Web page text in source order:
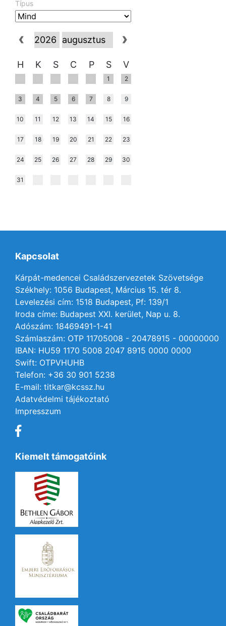
Típus
H K S C P S V
1 2
3 4 5 6 7 8 9
10 11 12 13 14 15 16
17 18 19 20 21 22 23
24 25 26 27 28 29 30
31
Kapcsolat
Kárpát-medencei Családszervezetek Szövetsége
Székhely: 1056 Budapest, Március 15. tér 8.
Levelezési cím: 1518 Budapest, Pf: 139/1
Iroda címe: Budapest XXI. kerület, Nap u. 8.
Adószám: 18469491-1-41
Számlaszám: OTP 11705008 - 20478915 - 00000000
IBAN: HU59 1170 5008 2047 8915 0000 0000
Swift: OTPVHUHB
Telefon: +36 30 901 5238
E-mail: titkar@kcssz.hu
Adatvédelmi tájékoztató
Impresszum
Kiemelt támogatóink